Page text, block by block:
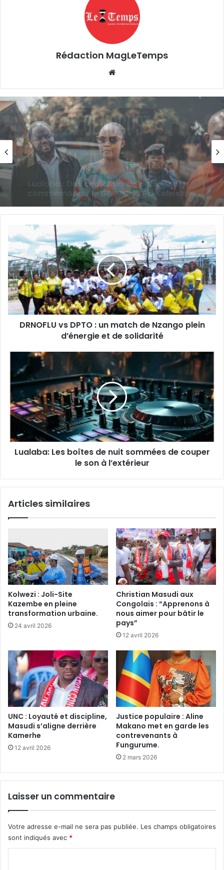
Rédaction MagLeTemps
POLITIQUE
il y a 6 jours
Betty Kyando Katoke dote le secteur
LUILU de quatre véhicules 4×4 neufs pour
renforcer les services techniques
DRNOFLU
vs
DPTO
:
un
match
de
Nzango
plein
d’énergie
solidarité
DRNOFLU vs DPTO : un match de Nzango plein
d’énergie et de solidarité
Lualaba:
sommées
de
couper
le
sonLualaba: Les boîtes de nuit sommées de couper
le son à l’extérieur
Articles similaires
Kolwezi : Joli-Site
Kazembe en pleine
transformation urbaine.
24 avril 2026
Christian Masudi aux
Congolais : “Apprenons à
nous aimer pour bâtir le
pays”
12 avril 2026
UNC : Loyauté et discipline,
Masudi s’aligne derrière
Kamerhe
12 avril 2026
Justice populaire : Aline
Makano met en garde les
contrevenants à
Fungurume.
2 mars 2026
Laisser un commentaire
Votre adresse e-mail ne sera pas publiée. Les champs obligatoires
sont indiqués avec *